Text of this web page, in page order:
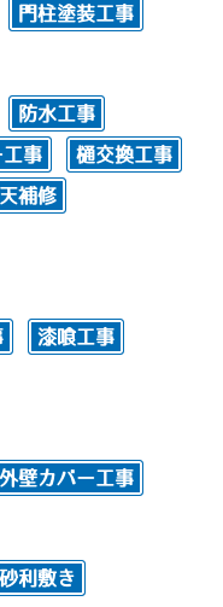
門柱塗装工事
防水工事
工事 樋交換工事
補修
漆喰工事
外壁カバー工事
砂利敷き